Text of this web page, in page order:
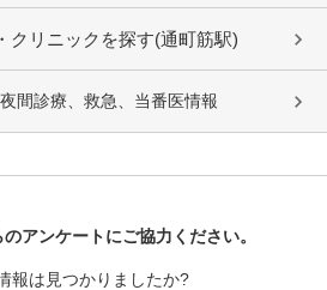
クリニックを探す(通町筋駅)
間診療、救急、当番医情報
び
のアンケートにご協力ください。
報は見つかりましたか?